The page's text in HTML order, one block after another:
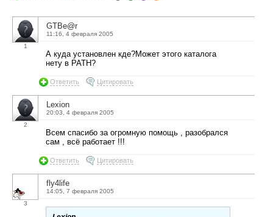
1
GTBe@r
11:16, 4 февраля 2005
А куда установлен кде?Может этого каталога
нету в PATH?
Ответить Цитировать
2
Lexion
20:03, 4 февраля 2005
Всем спасибо за огромную помощь , разобрался
сам , всё работает !!!
Ответить Цитировать
3
fly4life
14:05, 7 февраля 2005